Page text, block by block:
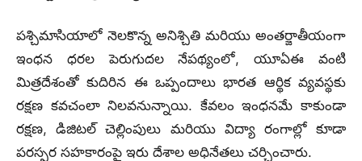
పశ్చిమాసియాలో నెలకొన్న అనిశ్చితి మరియు అంతర్జాతీయంగా
ఇంధన ధరల పెరుగుదల నేపథ్యంలో, యూఏఈ వంటి
మిత్రదేశంతో కుదిరిన ఈ ఒప్పందాలు భారత ఆర్థిక వ్యవస్థకు
రక్షణ కవచంలా నిలవనున్నాయి. కేవలం ఇంధనమే కాకుండా
రక్షణ, డిజిటల్ చెల్లింపులు మరియు విద్యా రంగాల్లో కూడా
పరస్పర సహకారంపై ఇరు దేశాల అధినేతలు చర్చించారు.